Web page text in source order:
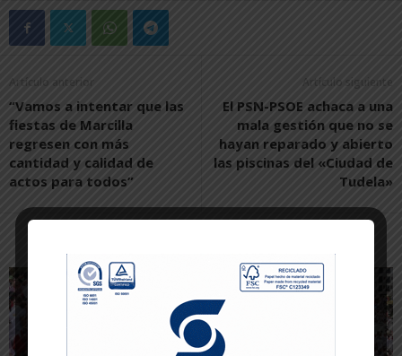
Artículo anterior
“Vamos a intentar que las
fiestas de Marcilla
regresen con más
cantidad y calidad de
actos para todos”
Artículo siguiente
El PSN-PSOE achaca a una
mala gestión que no se
hayan reparado y abierto
las piscinas del «Ciudad de
Tudela»